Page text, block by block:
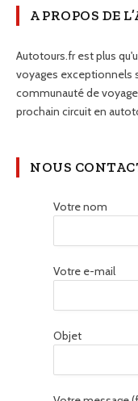
A PROPOS DE
Autotours.fr est plus
voyages exceptionnels
communauté de
prochain circuit en
NOUS
Votre nom
Votre e-mail
Objet